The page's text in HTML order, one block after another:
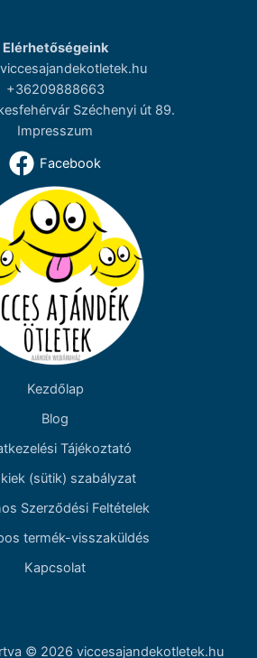
Elérhetőségeink
+36209888663
Széchenyi út 89.
Impresszum
Facebook
Kezdőlap
Blog
Tájékoztató
(sütik) szabályzat
Szerződési Feltételek
termék-visszaküldés
Kapcsolat
© 2026 viccesajandekotletek.hu